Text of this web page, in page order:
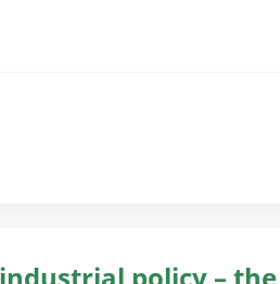
allerede tilgængelig til
industrial policy –